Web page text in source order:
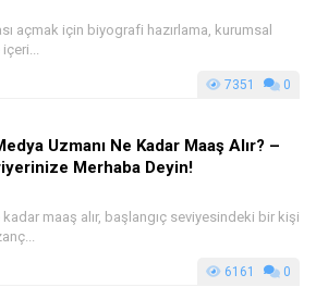
açmak için biyografi hazırlama, kurumsal
7351 0
Uzmanı Ne Kadar Maaş Alır? –
Merhaba Deyin!
maaş alır, başlangıç seviyesindeki bir kişi
6161 0